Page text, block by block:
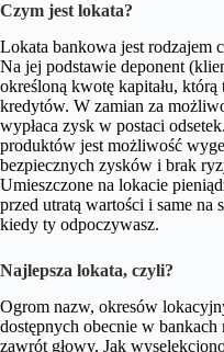
Czym jest lokata?
Lokata bankowa jest rodzajem
Na jej podstawie deponent
określoną kwotę kapitału, którą
kredytów. W zamian za
wypłaca zysk w postaci
produktów jest możliwość
bezpiecznych zysków i brak
Umieszczone na lokacie
przed utratą wartości i same na
kiedy ty odpoczywasz.
Najlepsza lokata, czyli?
Ogrom nazw, okresów
dostępnych obecnie w
zawrót głowy. Jak